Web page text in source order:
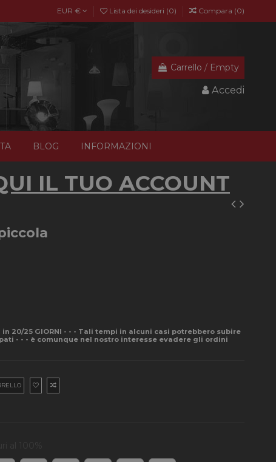
EUR € Lista dei desideri (0) Compara (0)
Carrello / Empty
Accedi
BLOG INFORMAZIONI
IL TUO ACCOUNT
- in 20/25 GIORNI - - - Tali tempi in alcuni casi potrebbero subire
- - - è comunque nel nostro interesse evadere gli ordini